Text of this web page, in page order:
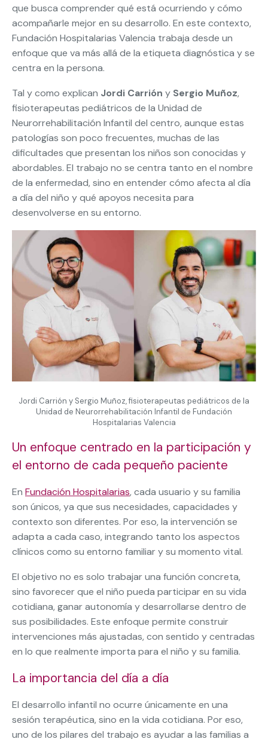
que busca comprender qué está ocurriendo y cómo
acompañarle mejor en su desarrollo. En este contexto,
Fundación Hospitalarias Valencia trabaja desde un
enfoque que va más allá de la etiqueta diagnóstica y se
centra en la persona.
Tal y como explican Jordi Carrión y Sergio Muñoz,
fisioterapeutas pediátricos de la Unidad de
Neurorrehabilitación Infantil del centro, aunque estas
patologías son poco frecuentes, muchas de las
dificultades que presentan los niños son conocidas y
abordables. El trabajo no se centra tanto en el nombre
de la enfermedad, sino en entender cómo afecta al día
a día del niño y qué apoyos necesita para
desenvolverse en su entorno.
Jordi Carrión y Sergio Muñoz, fisioterapeutas pediátricos de la
Unidad de Neurorrehabilitación Infantil de Fundación
Hospitalarias Valencia
Un enfoque centrado en la participación y
el entorno de cada pequeño paciente
En Fundación Hospitalarias, cada usuario y su familia
son únicos, ya que sus necesidades, capacidades y
contexto son diferentes. Por eso, la intervención se
adapta a cada caso, integrando tanto los aspectos
clínicos como su entorno familiar y su momento vital.
El objetivo no es solo trabajar una función concreta,
sino favorecer que el niño pueda participar en su vida
cotidiana, ganar autonomía y desarrollarse dentro de
sus posibilidades. Este enfoque permite construir
intervenciones más ajustadas, con sentido y centradas
en lo que realmente importa para el niño y su familia.
La importancia del día a día
El desarrollo infantil no ocurre únicamente en una
sesión terapéutica, sino en la vida cotidiana. Por eso,
uno de los pilares del trabajo es ayudar a las familias a